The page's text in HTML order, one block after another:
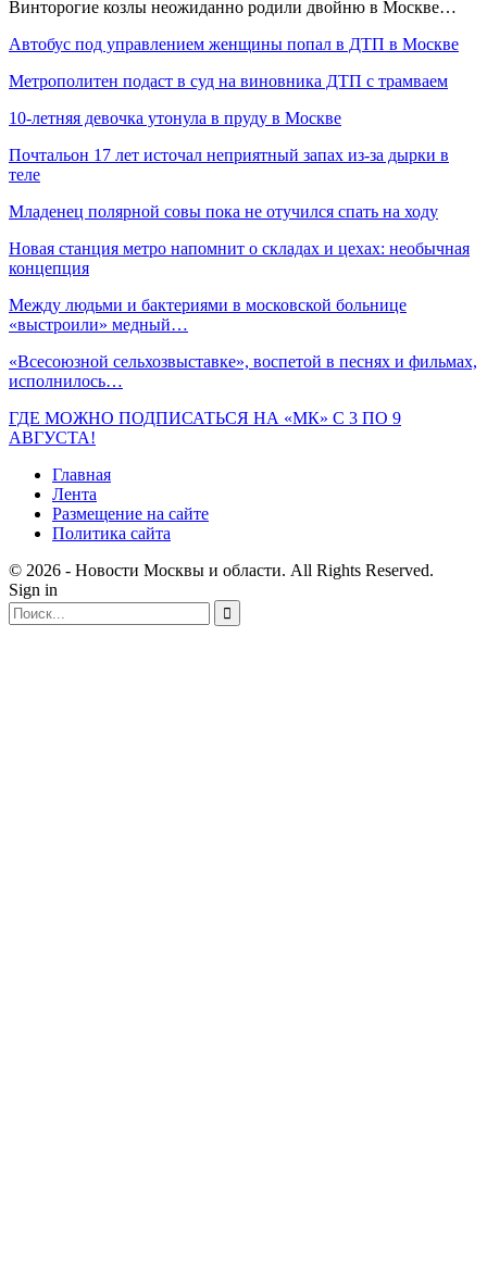
Винторогие козлы неожиданно родили двойню в Москве…
Автобус под управлением женщины попал в ДТП в Москве
Метрополитен подаст в суд на виновника ДТП с трамваем
10-летняя девочка утонула в пруду в Москве
Почтальон 17 лет источал неприятный запах из-за дырки в
теле
Младенец полярной совы пока не отучился спать на ходу
Новая станция метро напомнит о складах и цехах: необычная
концепция
Между людьми и бактериями в московской больнице
«выстроили» медный…
«Всесоюзной сельхозвыставке», воспетой в песнях и фильмах,
исполнилось…
ГДЕ МОЖНО ПОДПИСАТЬСЯ НА «МК» С 3 ПО 9
АВГУСТА!
Главная
Лента
Размещение на сайте
Политика сайта
© 2026 - Новости Москвы и области. All Rights Reserved.
Sign in